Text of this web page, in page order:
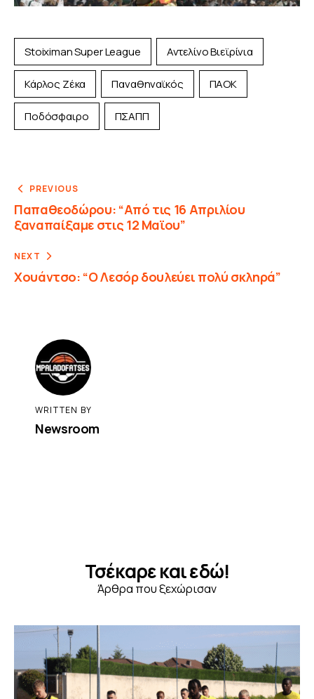
Stoiximan Super League Αντελίνο Βιεϊρίνια
Κάρλος Ζέκα Παναθηναϊκός ΠΑΟΚ
Ποδόσφαιρο ΠΣΑΠΠ
PREVIOUS
Παπαθεοδώρου: “Από τις 16 Απριλίου
ξαναπαίξαμε στις 12 Μαϊου”
NEXT
Χουάντσο: “Ο Λεσόρ δουλεύει πολύ σκληρά”
WRITTEN BY
Newsroom
Τσέκαρε και εδώ!
Άρθρα που ξεχώρισαν